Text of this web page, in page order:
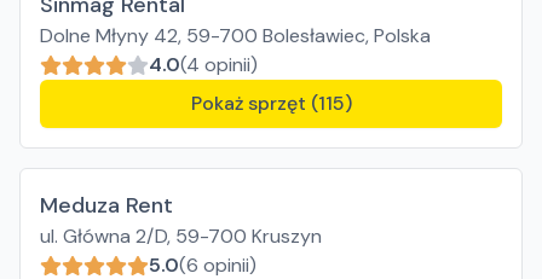
Dolne Młyny 42, 59-700 Bolesławiec, Polska
4.0(4 opinii)
Pokaż sprzęt (115)
Meduza Rent
ul. Główna 2/D, 59-700 Kruszyn
5.0(6 opinii)